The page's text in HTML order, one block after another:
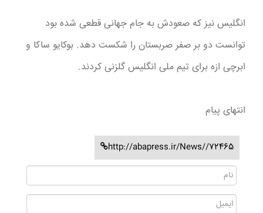
انگلیس نیز که صعودش به جام جهانی قطعی شده بود
توانست دو بر صفر صربستان را شکست دهد. بوکایو ساکا و
ابرچی ازه برای تیم ملی انگلیس گلزنی کردند.
انتهای پیام
http://abapress.ir/News//72465